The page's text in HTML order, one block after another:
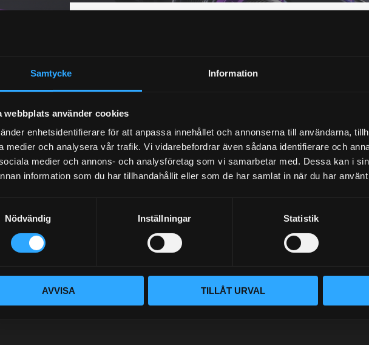
Samtycke Information
webbplats använder cookies
enhetsidentifierare för att anpassa innehållet och annonserna till användarna,
medier och analysera vår trafik. Vi vidarebefordrar även sådana identifierare och
medier och annons- och analysföretag som vi samarbetar med. Dessa kan i
information som du har tillhandahållit eller som de har samlat in när du har
Nödvändig Inställningar Statistik
AVVISA TILLÅT URVAL
KUNSKAPSCENTER
CUSTOMER SERVICE
VÅR AFFÄRSIDÉ ÄR ENKEL:
säkerhetsutrustning. Med en
rätt del för ditt behov utan att